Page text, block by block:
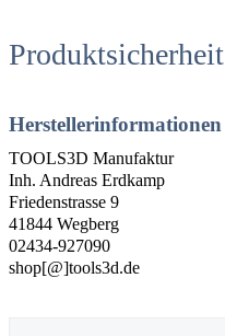
Produktsicherheit
Herstellerinformationen
TOOLS3D Manufaktur
Inh. Andreas Erdkamp
Friedenstrasse 9
41844 Wegberg
02434-927090
shop[@]tools3d.de